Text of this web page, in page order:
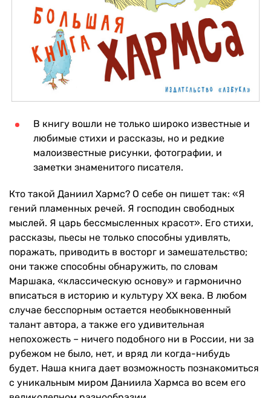
В книгу вошли не только широко известные и
любимые стихи и рассказы, но и редкие
малоизвестные рисунки, фотографии, и
заметки знаменитого писателя.
Кто такой Даниил Хармс? О себе он пишет так: «Я
гений пламенных речей. Я господин свободных
мыслей. Я царь бессмысленных красот». Его стихи,
рассказы, пьесы не только способны удивлять,
поражать, приводить в восторг и замешательство;
они также способны обнаружить, по словам
Маршака, «классическую основу» и гармонично
вписаться в историю и культуру ХХ века. В любом
случае бесспорным остается необыкновенный
талант автора, а также его удивительная
непохожесть – ничего подобного ни в России, ни за
рубежом не было, нет, и вряд ли когда-нибудь
будет. Наша книга дает возможность познакомиться
с уникальным миром Даниила Хармса во всем его